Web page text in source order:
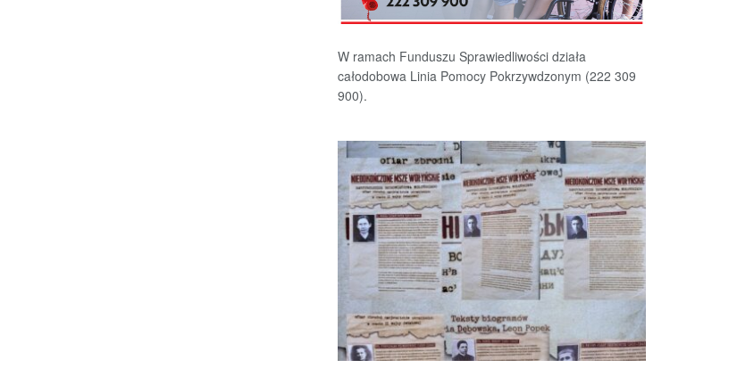
W ramach Funduszu Sprawiedliwości działa
całodobowa Linia Pomocy Pokrzywdzonym (222 309
900).